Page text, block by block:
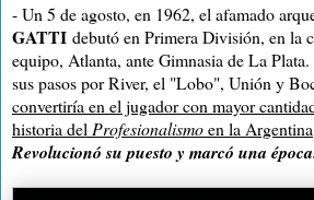
- Un 5 de agosto, en 1962, el afamado
GATTI debutó en Primera División, en la
equipo, Atlanta, ante Gimnasia de La
sus pasos por River, el "Lobo", Unión y
convertiría en el jugador con mayor
historia del Profesionalismoen la Argentina
Revolucionó su puesto y marcó una